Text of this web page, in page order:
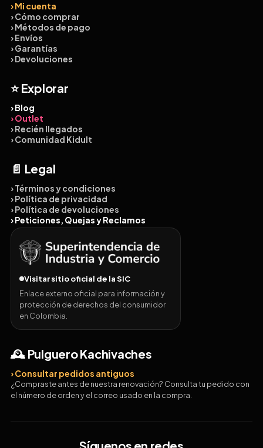
› Mi cuenta
› Cómo comprar
› Métodos de pago
› Envíos
› Garantías
› Devoluciones
⭐ Explorar
› Blog
› Outlet
› Recién llegados
› Comunidad Kidult
📄 Legal
› Términos y condiciones
› Política de privacidad
› Política de devoluciones
› Peticiones, Quejas y Reclamos
Visitar sitio oficial de la SIC
Enlace externo oficial para información y
protección de derechos del consumidor
en Colombia.
🕰️ Pulguero Kachivaches
› Consultar pedidos antiguos
¿Compraste antes de nuestra renovación? Consulta tu pedido con
el número de orden y el correo usado en la compra.